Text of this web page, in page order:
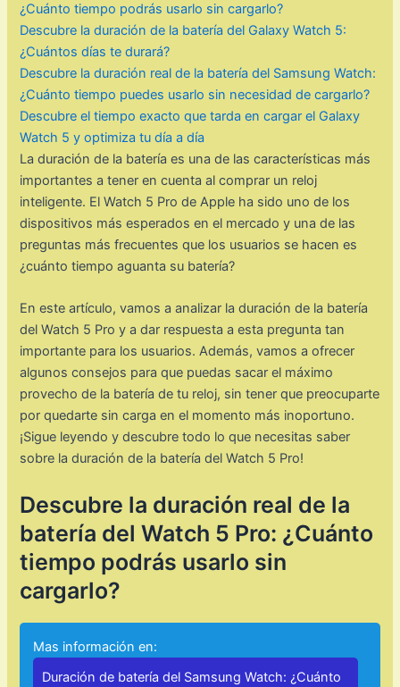
¿Cuánto tiempo podrás usarlo sin cargarlo?
Descubre la duración de la batería del Galaxy Watch 5:
¿Cuántos días te durará?
Descubre la duración real de la batería del Samsung Watch:
¿Cuánto tiempo puedes usarlo sin necesidad de cargarlo?
Descubre el tiempo exacto que tarda en cargar el Galaxy
Watch 5 y optimiza tu día a día
La duración de la batería es una de las características más
importantes a tener en cuenta al comprar un reloj
inteligente. El Watch 5 Pro de Apple ha sido uno de los
dispositivos más esperados en el mercado y una de las
preguntas más frecuentes que los usuarios se hacen es
¿cuánto tiempo aguanta su batería?
En este artículo, vamos a analizar la duración de la batería
del Watch 5 Pro y a dar respuesta a esta pregunta tan
importante para los usuarios. Además, vamos a ofrecer
algunos consejos para que puedas sacar el máximo
provecho de la batería de tu reloj, sin tener que preocuparte
por quedarte sin carga en el momento más inoportuno.
¡Sigue leyendo y descubre todo lo que necesitas saber
sobre la duración de la batería del Watch 5 Pro!
Descubre la duración real de la
batería del Watch 5 Pro: ¿Cuánto
tiempo podrás usarlo sin
cargarlo?
Mas información en:
Duración de batería del Samsung Watch: ¿Cuánto